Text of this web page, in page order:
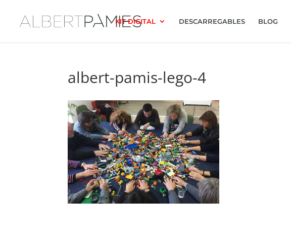
KIT DIGITAL DESCARREGABLES BLOG
albert-pamis-lego-4